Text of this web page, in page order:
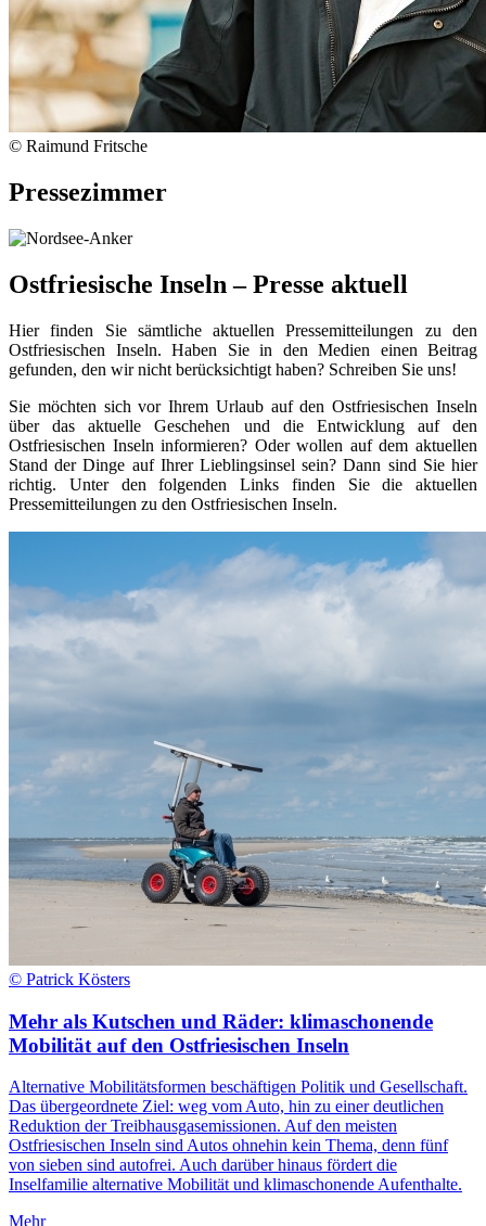
© Raimund Fritsche
Pressezimmer
Ostfriesische Inseln – Presse aktuell
Hier finden Sie sämtliche aktuellen Pressemitteilungen zu den
Ostfriesischen Inseln. Haben Sie in den Medien einen Beitrag
gefunden, den wir nicht berücksichtigt haben? Schreiben Sie uns!
Sie möchten sich vor Ihrem Urlaub auf den Ostfriesischen Inseln
über das aktuelle Geschehen und die Entwicklung auf den
Ostfriesischen Inseln informieren? Oder wollen auf dem aktuellen
Stand der Dinge auf Ihrer Lieblingsinsel sein? Dann sind Sie hier
richtig. Unter den folgenden Links finden Sie die aktuellen
Pressemitteilungen zu den Ostfriesischen Inseln.
© Patrick Kösters
Mehr als Kutschen und Räder: klimaschonende
Mobilität auf den Ostfriesischen Inseln
Alternative Mobilitätsformen beschäftigen Politik und Gesellschaft.
Das übergeordnete Ziel: weg vom Auto, hin zu einer deutlichen
Reduktion der Treibhausgasemissionen. Auf den meisten
Ostfriesischen Inseln sind Autos ohnehin kein Thema, denn fünf
von sieben sind autofrei. Auch darüber hinaus fördert die
Inselfamilie alternative Mobilität und klimaschonende Aufenthalte.
Mehr